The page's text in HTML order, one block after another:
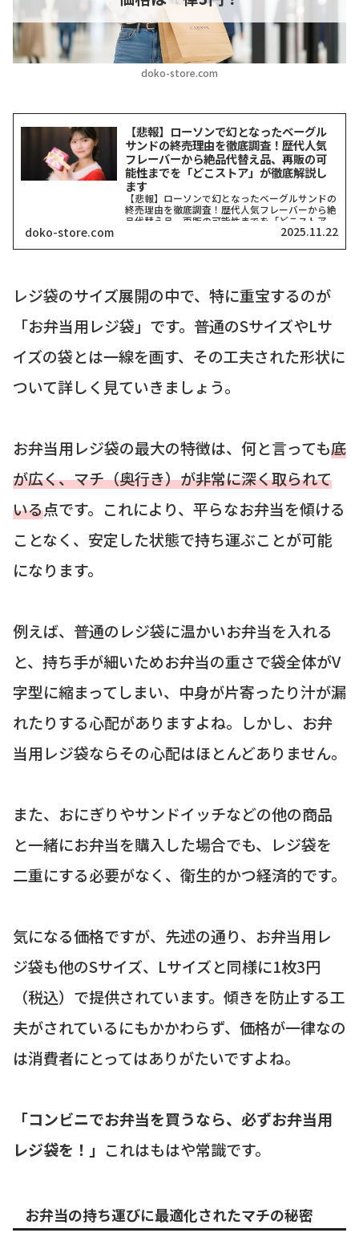
doko-store.com
【悲報】ローソンで幻となったベーグル
サンドの終売理由を徹底調査！歴代人気
フレーバーから絶品代替え品、再販の可
能性までを「どこストア」が徹底解説し
ます
【悲報】ローソンで幻となったベーグルサンドの
終売理由を徹底調査！歴代人気フレーバーから絶
品代替え品、再販の可能性までを「どこストア」
が徹底解説します「え、ローソンのベーグルサン
今、同じ疑問を抱いてい...
doko-store.com 2025.11.22
レジ袋のサイズ展開の中で、特に重宝するのが
「お弁当用レジ袋」です。普通のSサイズやLサ
イズの袋とは一線を画す、その工夫された形状に
ついて詳しく見ていきましょう。
お弁当用レジ袋の最大の特徴は、何と言っても底
が広く、マチ（奥行き）が非常に深く取られて
いる点です。これにより、平らなお弁当を傾ける
ことなく、安定した状態で持ち運ぶことが可能
になります。
例えば、普通のレジ袋に温かいお弁当を入れる
と、持ち手が細いためお弁当の重さで袋全体がV
字型に縮まってしまい、中身が片寄ったり汁が漏
れたりする心配がありますよね。しかし、お弁
当用レジ袋ならその心配はほとんどありません。
また、おにぎりやサンドイッチなどの他の商品
と一緒にお弁当を購入した場合でも、レジ袋を
二重にする必要がなく、衛生的かつ経済的です。
気になる価格ですが、先述の通り、お弁当用レ
ジ袋も他のSサイズ、Lサイズと同様に1枚3円
（税込）で提供されています。傾きを防止する工
夫がされているにもかかわらず、価格が一律なの
は消費者にとってはありがたいですよね。
「コンビニでお弁当を買うなら、必ずお弁当用
レジ袋を！」 これはもはや常識です。
お弁当の持ち運びに最適化されたマチの秘密